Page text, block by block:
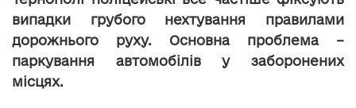
випадки грубого нехтування правилами
дорожнього руху. Основна проблема –
паркування автомобілів у заборонених
місцях.